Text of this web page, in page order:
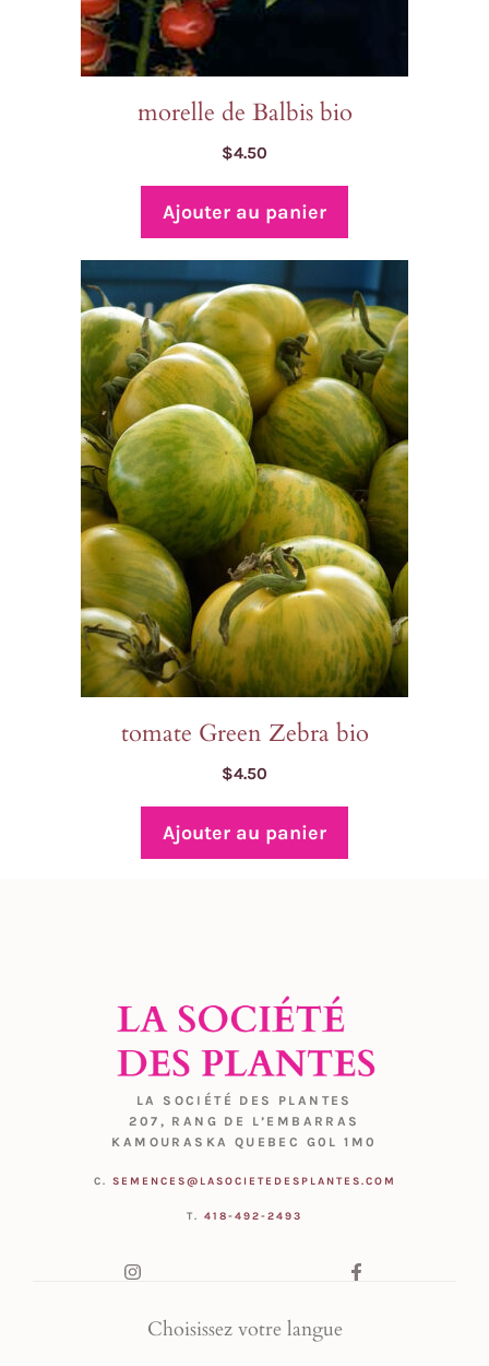
morelle de Balbis bio
$4.50
Ajouter au panier
tomate Green Zebra bio
$4.50
Ajouter au panier
LA SOCIÉTÉ DES PLANTES
207, RANG DE L’EMBARRAS
KAMOURASKA QUEBEC G0L 1M0
C. SEMENCES@LASOCIETEDESPLANTES.COM
T. 418-492-2493
Choisissez votre langue